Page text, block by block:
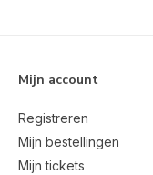
Mijn account
Registreren
Mijn bestellingen
Mijn tickets